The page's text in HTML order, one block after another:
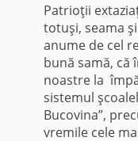
Patrioţii
totuşi, seama
anume de cel
bună samă, că
noastre la
sistemul
Bucovina”,
vremile cele